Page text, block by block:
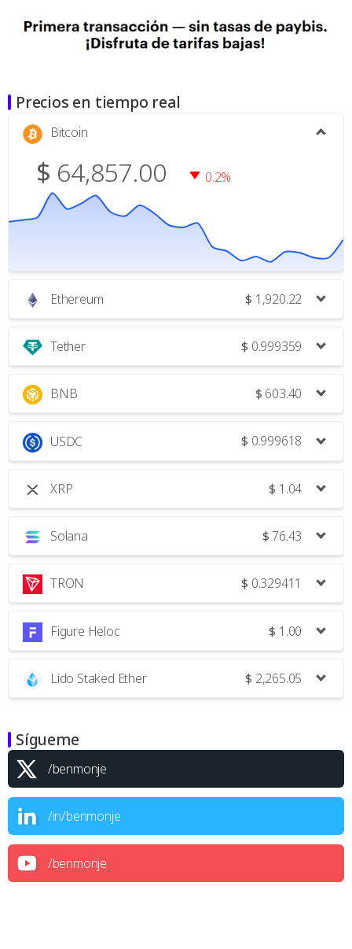
Precios en tiempo real
Bitcoin
$ 64,857.00 0.2%
Ethereum $ 1,920.22
Tether $ 0.999359
BNB $ 603.40
USDC $ 0.999618
XRP $ 1.04
Solana $76.43
TRON $ 0.329411
Figure Heloc $ 1.00
Lido Staked Ether $ 2,265.05
Sígueme
/benmonje
/in/benmonje
/benmonje